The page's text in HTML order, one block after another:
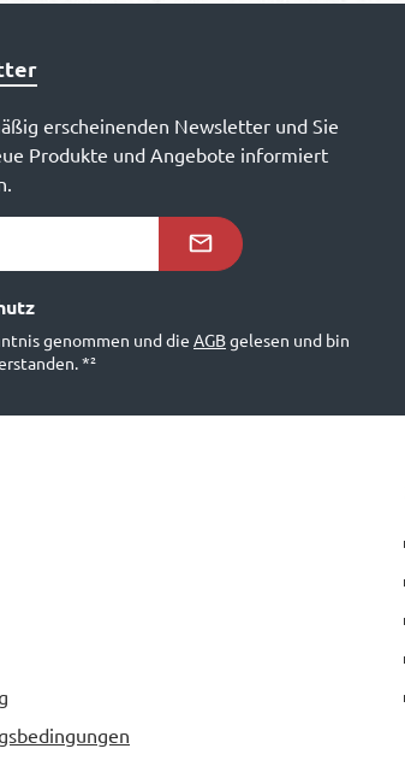
erscheinenden Newsletter und Sie
Produkte und Angebote informiert
genommen und die AGBgelesen und bin
*²